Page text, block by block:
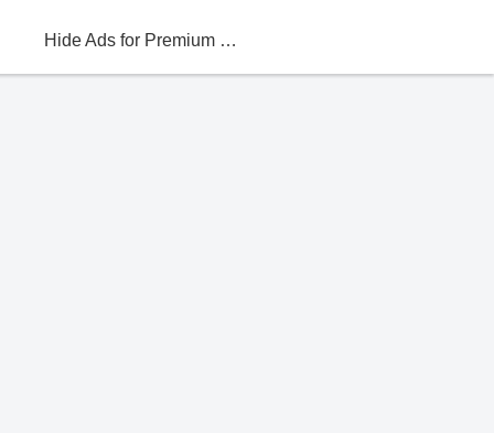
Hide Ads for Premium Members